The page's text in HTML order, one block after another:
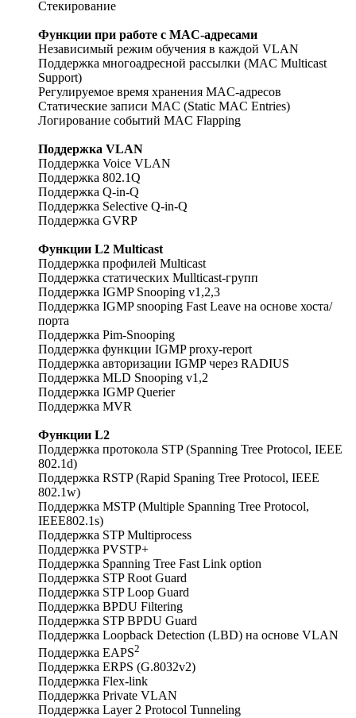
Стекирование
Функции при работе с МAC-адресами
Независимый режим обучения в каждой VLAN
Поддержка многоадресной рассылки (MAC Multicast
Support)
Регулируемое время хранения MAC-адресов
Статические записи MAC (Static MAC Entries)
Логирование событий MAC Flapping
Поддержка VLAN
Поддержка Voice VLAN
Поддержка 802.1Q
Поддержка Q-in-Q
Поддержка Selective Q-in-Q
Поддержка GVRP
Функции L2 Multicast
Поддержка профилей Multicast
Поддержка статических Mullticast-групп
Поддержка IGMP Snooping v1,2,3
Поддержка IGMP snooping Fast Leave на основе хоста/
порта
Поддержка Pim-Snooping
Поддержка функции IGMP proxy-report
Поддержка авторизации IGMP через RADIUS
Поддержка MLD Snooping v1,2
Поддержка IGMP Querier
Поддержка MVR
Функции L2
Поддержка протокола STP (Spanning Tree Protocol, IEEE
802.1d)
Поддержка RSTP (Rapid Spaning Tree Protocol, IEEE
802.1w)
Поддержка MSTP (Multiple Spanning Tree Protocol,
IEEE802.1s)
Поддержка STP Multiprocess
Поддержка PVSTP+
Поддержка Spanning Tree Fast Link option
Поддержка STP Root Guard
Поддержка STP Loop Guard
Поддержка BPDU Filtering
Поддержка STP BPDU Guard
Поддержка Loopback Detection (LBD) на основе VLAN
Поддержка EAPS2
Поддержка ERPS (G.8032v2)
Поддержка Flex-link
Поддержка Private VLAN
Поддержка Layer 2 Protocol Tunneling